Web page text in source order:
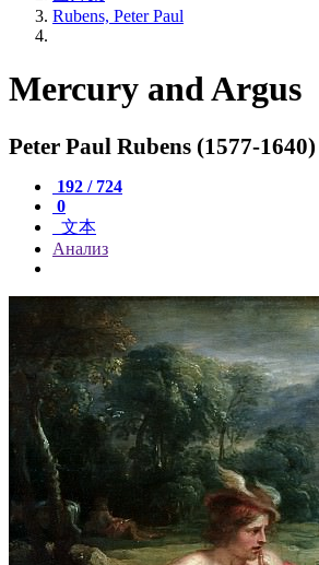
Rubens, Peter Paul
Mercury and Argus
Peter Paul Rubens (1577-1640)
192 / 724
0
文本
Анализ